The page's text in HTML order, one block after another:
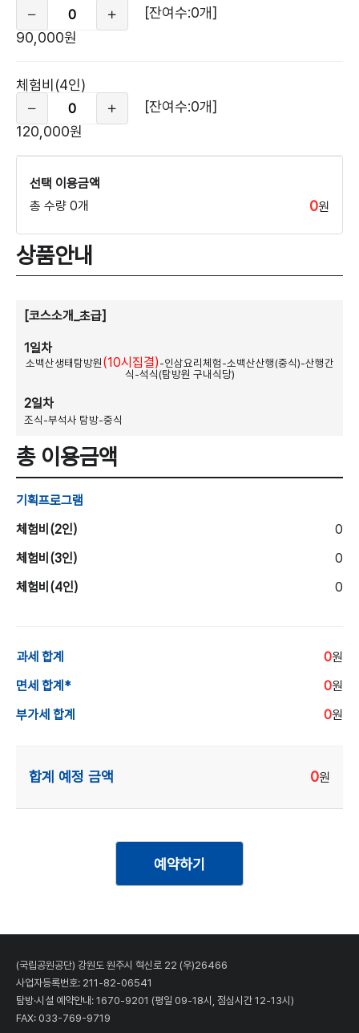
[잔여수:0개]
90,000원
체험비(4인)
[잔여수:0개]
120,000원
선택 이용금액
총 수량 0개
0원
상품안내
[코스소개_초급]
1일차
소백산생태탐방원(10시집결)-인삼요리체험-소백산산행(중식)-산행간
식-석식(탐방원 구내식당)
2일차
조식-부석사 탐방-중식
총 이용금액
기획프로그램
체험비(2인)
0
체험비(3인)
0
체험비(4인)
0
과세 합계 0원
면세 합계*
0원
부가세 합계
0원
합계 예정 금액 0원
예약하기
(국립공원공단) 강원도 원주시 혁신로 22 (우)26466
사업자등록번호: 211-82-06541
탐방·시설 예약안내: 1670-9201 (평일 09-18시, 점심시간 12-13시)
FAX: 033-769-9719